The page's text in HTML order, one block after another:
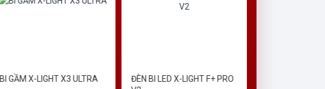
BI GẦM X-LIGHT X3 ULTRA
ĐÈN BI LED X-LIGHT F+ PRO